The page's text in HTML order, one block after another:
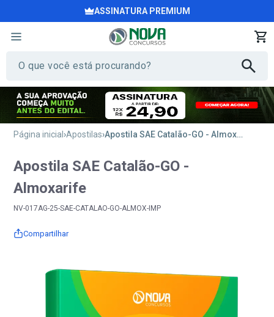
ASSINATURA PREMIUM
Página inicial Apostilas Apostila SAE Catalão-GO - Almoxarife
Apostila SAE Catalão-GO -
Almoxarife
NV-017AG-25-SAE-CATALAO-GO-ALMOX-IMP
Compartilhar